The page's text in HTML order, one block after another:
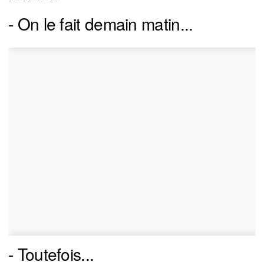
- On le fait demain matin...
- Toutefois...